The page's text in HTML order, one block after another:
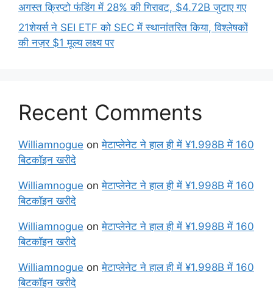
अगस्त क्रिप्टो फंडिंग में 28% की गिरावट, $4.72B जुटाए गए
21शेयर्स ने SEI ETF को SEC में स्थानांतरित किया, विश्लेषकों
की नज़र $1 मूल्य लक्ष्य पर
Recent Comments
Williamnogue onमेटाप्लेनेट ने हाल ही में ¥1.998B में 160
बिटकॉइन खरीदे
Williamnogue onमेटाप्लेनेट ने हाल ही में ¥1.998B में 160
बिटकॉइन खरीदे
Williamnogue onमेटाप्लेनेट ने हाल ही में ¥1.998B में 160
बिटकॉइन खरीदे
Williamnogue onमेटाप्लेनेट ने हाल ही में ¥1.998B में 160
बिटकॉइन खरीदे